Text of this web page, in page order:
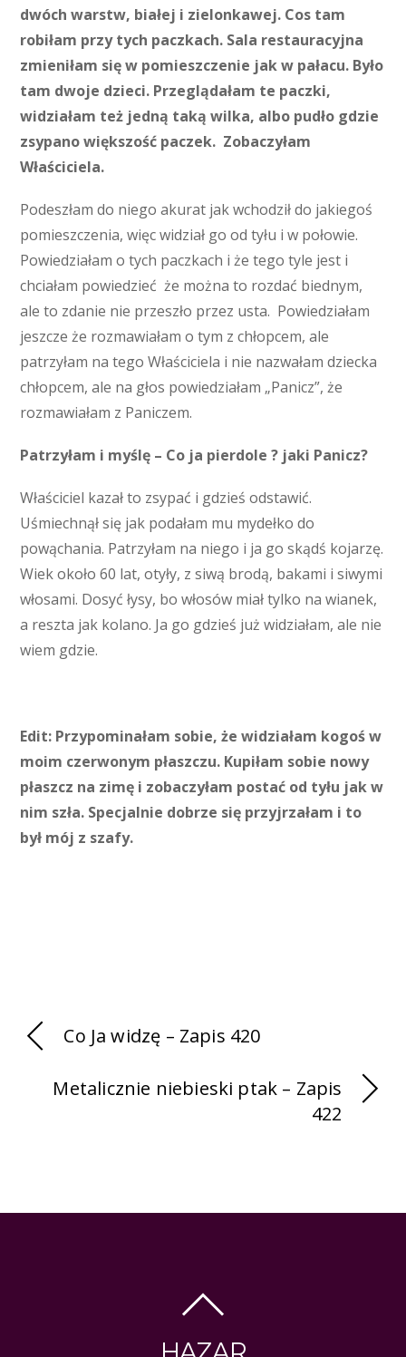
dwóch warstw, białej i zielonkawej. Cos tam
robiłam przy tych paczkach. Sala restauracyjna
zmieniłam się w pomieszczenie jak w pałacu. Było
tam dwoje dzieci. Przeglądałam te paczki,
widziałam też jedną taką wilka, albo pudło gdzie
zsypano większość paczek. Zobaczyłam
Właściciela.
Podeszłam do niego akurat jak wchodził do jakiegoś
pomieszczenia, więc widział go od tyłu i w połowie.
Powiedziałam o tych paczkach i że tego tyle jest i
chciałam powiedzieć że można to rozdać biednym,
ale to zdanie nie przeszło przez usta. Powiedziałam
jeszcze że rozmawiałam o tym z chłopcem, ale
patrzyłam na tego Właściciela i nie nazwałam dziecka
chłopcem, ale na głos powiedziałam „Panicz”, że
rozmawiałam z Paniczem.
Patrzyłam i myślę – Co ja pierdole ? jaki Panicz?
Właściciel kazał to zsypać i gdzieś odstawić.
Uśmiechnął się jak podałam mu mydełko do
powąchania. Patrzyłam na niego i ja go skądś kojarzę.
Wiek około 60 lat, otyły, z siwą brodą, bakami i siwymi
włosami. Dosyć łysy, bo włosów miał tylko na wianek,
a reszta jak kolano. Ja go gdzieś już widziałam, ale nie
wiem gdzie.
Edit: Przypominałam sobie, że widziałam kogoś w
moim czerwonym płaszczu. Kupiłam sobie nowy
płaszcz na zimę i zobaczyłam postać od tyłu jak w
nim szła. Specjalnie dobrze się przyjrzałam i to
był mój z szafy.
Co Ja widzę – Zapis 420
Metalicznie niebieski ptak – Zapis
422